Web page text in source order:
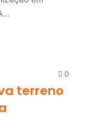
0
terreno